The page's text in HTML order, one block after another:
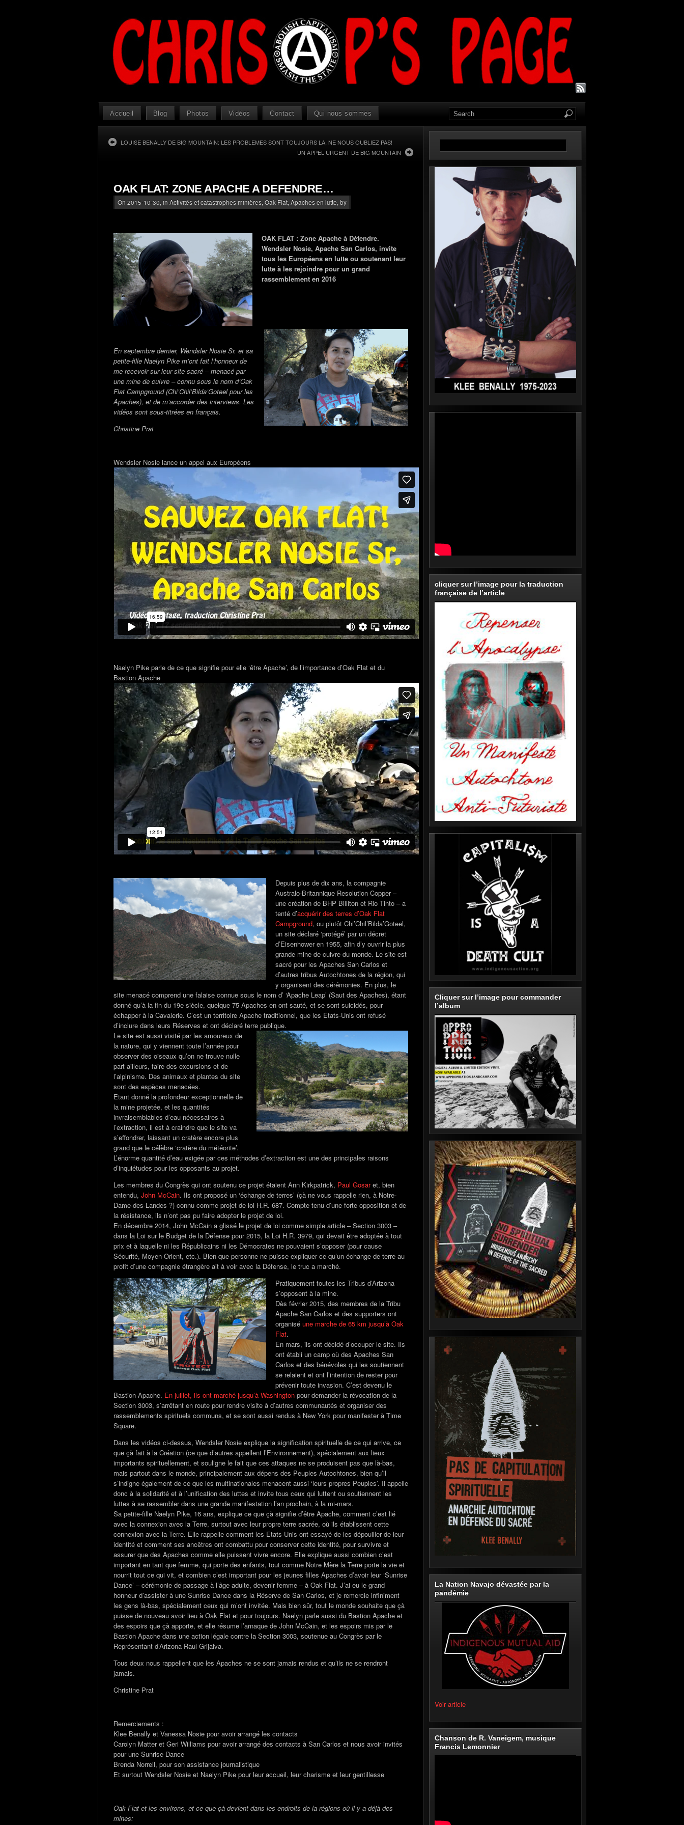
Accueil Blog Photos Vidéos Contact Qui nous sommes
LOUISE BENALLY DE BIG MOUNTAIN: LES PROBLEMES SONT TOUJOURS LA, NE NOUS OUBLIEZ PAS!
UN APPEL URGENT DE BIG MOUNTAIN
OAK FLAT: ZONE APACHE A DEFENDRE…
On 2015-10-30, in Activités et catastrophes minières Oak Flat, Apaches en lutte , by
OAK FLAT : Zone Apache à Défendre.
Wendsler Nosie, Apache San Carlos, invite
tous les Européens en lutte ou soutenant leur
lutte à les rejoindre pour un grand
rassemblement en 2016
En septembre dernier, Wendsler Nosie Sr. et sa
petite-fille Naelyn Pike m’ont fait l’honneur de
me recevoir sur leur site sacré – menacé par
une mine de cuivre – connu sous le nom d’Oak
Flat Campground (Chi’Chil’Bilda’Goteel pour les
Apaches), et de m’accorder des interviews. Les
vidéos sont sous-titrées en français.
Christine Prat
Wendsler Nosie lance un appel aux Européens
Naelyn Pike parle de ce que signifie pour elle ‘être Apache’, de l’importance d’Oak Flat et du
Bastion Apache
Depuis plus de dix ans, la compagnie
Australo-Britannique Resolution Copper –
une création de BHP Billiton et Rio Tinto – a
tenté d’acquérir des terres d’Oak Flat
Campground, ou plutôt Chi’Chil’Bilda’Goteel,
un site déclaré ‘protégé’ par un décret
d’Eisenhower en 1955, afin d’y ouvrir la plus
grande mine de cuivre du monde. Le site est
sacré pour les Apaches San Carlos et
d’autres tribus Autochtones de la région, qui
y organisent des cérémonies. En plus, le
site menacé comprend une falaise connue sous le nom d’ ‘Apache Leap’ (Saut des Apaches), étant
donné qu’à la fin du 19e siècle, quelque 75 Apaches en ont sauté, et se sont suicidés, pour
échapper à la Cavalerie. C’est un territoire Apache traditionnel, que les Etats-Unis ont refusé
d’inclure dans leurs Réserves et ont déclaré terre publique.
Le site est aussi visité par les amoureux de
la nature, qui y viennent toute l’année pour
observer des oiseaux qu’on ne trouve nulle
part ailleurs, faire des excursions et de
l’alpinisme. Des animaux et plantes du site
sont des espèces menacées.
Etant donné la profondeur exceptionnelle de
la mine projetée, et les quantités
invraisemblables d’eau nécessaires à
l’extraction, il est à craindre que le site va
s’effondrer, laissant un cratère encore plus
grand que le célèbre ‘cratère du météorite’.
L’énorme quantité d’eau exigée par ces méthodes d’extraction est une des principales raisons
d’inquiétudes pour les opposants au projet.
Les membres du Congrès qui ont soutenu ce projet étaient Ann Kirkpatrick, Paul Gosaret, bien
entendu, John McCain. Ils ont proposé un ‘échange de terres’ (çà ne vous rappelle rien, à Notre-
Dame-des-Landes ?) connu comme projet de loi H.R. 687. Compte tenu d’une forte opposition et de
la résistance, ils n’ont pas pu faire adopter le projet de loi.
En décembre 2014, John McCain a glissé le projet de loi comme simple article – Section 3003 –
dans la Loi sur le Budget de la Défense pour 2015, la Loi H.R. 3979, qui devait être adoptée à tout
prix et à laquelle ni les Républicains ni les Démocrates ne pouvaient s’opposer (pour cause
Sécurité, Moyen-Orient, etc.). Bien que personne ne puisse expliquer ce qu’un échange de terre au
profit d’une compagnie étrangère ait à voir avec la Défense, le truc a marché.
Pratiquement toutes les Tribus d’Arizona
s’opposent à la mine.
Dès février 2015, des membres de la Tribu
Apache San Carlos et des supporters ont
organiséune marche de 65 km jusqu’à Oak
Flat.
En mars, ils ont décidé d’occuper le site. Ils
ont établi un camp où des Apaches San
Carlos et des bénévoles qui les soutiennent
se relaient et ont l’intention de rester pour
prévenir toute invasion. C’est devenu le
Bastion Apache. En juillet, ils ont marché jusqu’à Washington pour demander la révocation de la
Section 3003, s’arrêtant en route pour rendre visite à d’autres communautés et organiser des
rassemblements spirituels communs, et se sont aussi rendus à New York pour manifester à Time
Square.
Dans les vidéos ci-dessus, Wendsler Nosie explique la signification spirituelle de ce qui arrive, ce
que çà fait à la Création (ce que d’autres appellent l’Environnement), spécialement aux lieux
importants spirituellement, et souligne le fait que ces attaques ne se produisent pas que là-bas,
mais partout dans le monde, principalement aux dépens des Peuples Autochtones, bien qu’il
s’indigne également de ce que les multinationales menacent aussi ‘leurs propres Peuples’. Il appelle
donc à la solidarité et à l’unification des luttes et invite tous ceux qui luttent ou soutiennent les
luttes à se rassembler dans une grande manifestation l’an prochain, à la mi-mars.
Sa petite-fille Naelyn Pike, 16 ans, explique ce que çà signifie d’être Apache, comment c’est lié
avec la connexion avec la Terre, surtout avec leur propre terre sacrée, où ils établissent cette
connexion avec la Terre. Elle rappelle comment les Etats-Unis ont essayé de les dépouiller de leur
identité et comment ses ancêtres ont combattu pour conserver cette identité, pour survivre et
assurer que des Apaches comme elle puissent vivre encore. Elle explique aussi combien c’est
important en tant que femme, qui porte des enfants, tout comme Notre Mère la Terre porte la vie et
nourrit tout ce qui vit, et combien c’est important pour les jeunes filles Apaches d’avoir leur ‘Sunrise
Dance’ – cérémonie de passage à l’âge adulte, devenir femme – à Oak Flat. J’ai eu le grand
honneur d’assister à une Sunrise Dance dans la Réserve de San Carlos, et je remercie infiniment
les gens là-bas, spécialement ceux qui m’ont invitée. Mais bien sûr, tout le monde souhaite que çà
puisse de nouveau avoir lieu à Oak Flat et pour toujours. Naelyn parle aussi du Bastion Apache et
des espoirs que çà apporte, et elle résume l’arnaque de John McCain, et les espoirs mis par le
Bastion Apache dans une action légale contre la Section 3003, soutenue au Congrès par le
Représentant d’Arizona Raul Grijalva.
Tous deux nous rappellent que les Apaches ne se sont jamais rendus et qu’ils ne se rendront
jamais.
Christine Prat
Remerciements :
Klee Benally et Vanessa Nosie pour avoir arrangé les contacts
Carolyn Matter et Geri Williams pour avoir arrangé des contacts à San Carlos et nous avoir invités
pour une Sunrise Dance
Brenda Norrell, pour son assistance journalistique
Et surtout Wendsler Nosie et Naelyn Pike pour leur accueil, leur charisme et leur gentillesse
Oak Flat et les environs, et ce que çà devient dans les endroits de la régions où il y a déjà des
mines:
cliquer sur l’image pour la traduction
française de l’article
Cliquer sur l’image pour commander
l’album
La Nation Navajo dévastée par la
pandémie
Voir article
Chanson de R. Vaneigem, musique
Francis Lemonnier